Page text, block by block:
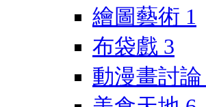
繪圖藝術 1
布袋戲 3
動漫畫討論